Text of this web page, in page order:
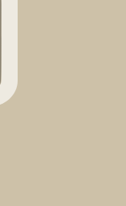
des Habsbourg,
le margrave de
von Habsbourg-